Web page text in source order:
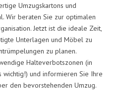
Umzugskartons und
Wir beraten Sie zur optimalen
Jetzt ist die ideale Zeit,
Unterlagen und Möbel zu
zu planen.
Halteverbotszonen (in
und informieren Sie Ihre
den bevorstehenden Umzug.